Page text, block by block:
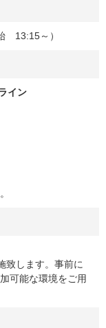
13:15～）
イン
致します。事前に
可能な環境をご用